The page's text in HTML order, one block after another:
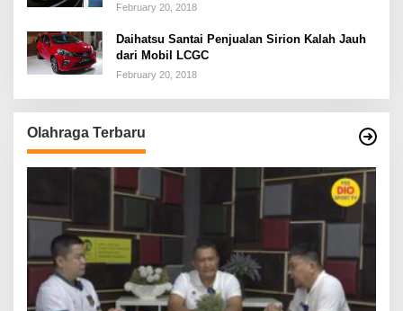
February 20, 2018
Daihatsu Santai Penjualan Sirion Kalah Jauh
dari Mobil LCGC
February 20, 2018
Olahraga Terbaru